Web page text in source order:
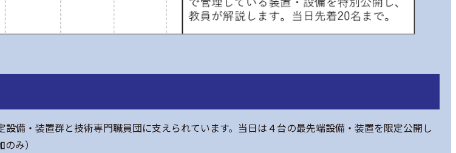
備・装置群と技術専門職員団に支えられています。当日は４台の最先端設備・装置を限定公開し
み）